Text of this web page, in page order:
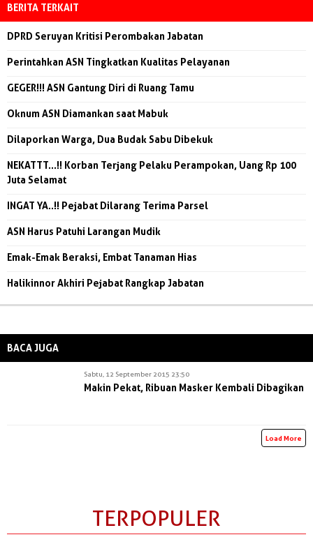
BERITA TERKAIT
DPRD Seruyan Kritisi Perombakan Jabatan
Perintahkan ASN Tingkatkan Kualitas Pelayanan
GEGER!!! ASN Gantung Diri di Ruang Tamu
Oknum ASN Diamankan saat Mabuk
Dilaporkan Warga, Dua Budak Sabu Dibekuk
NEKATTT...!! Korban Terjang Pelaku Perampokan, Uang Rp 100
Juta Selamat
INGAT YA..!! Pejabat Dilarang Terima Parsel
ASN Harus Patuhi Larangan Mudik
Emak-Emak Beraksi, Embat Tanaman Hias
Halikinnor Akhiri Pejabat Rangkap Jabatan
BACA JUGA
Sabtu, 12 September 2015 23:50
Makin Pekat, Ribuan Masker Kembali Dibagikan
Load More
TERPOPULER